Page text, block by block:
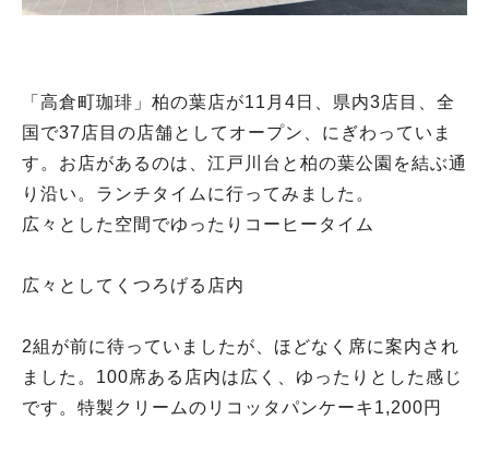
「高倉町珈琲」柏の葉店が11月4日、県内3店目、全
国で37店目の店舗としてオープン、にぎわっていま
す。お店があるのは、江戸川台と柏の葉公園を結ぶ通
り沿い。ランチタイムに行ってみました。
広々とした空間でゆったりコーヒータイム
広々としてくつろげる店内
2組が前に待っていましたが、ほどなく席に案内され
ました。100席ある店内は広く、ゆったりとした感じ
です。特製クリームのリコッタパンケーキ1,200円